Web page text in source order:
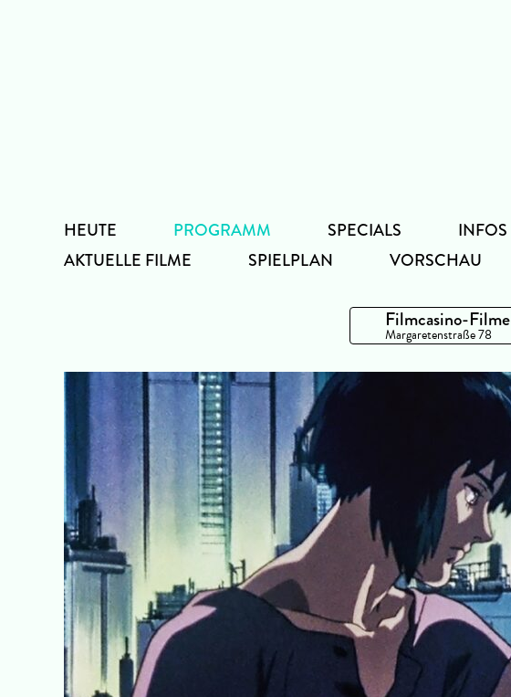
HEUTE
PROGRAMM
AKTUELLE FILME
SPIELPLAN VORSCHAU
SPECIALS INFOS
Filmcasino-Filme
Margaretenstraße 78